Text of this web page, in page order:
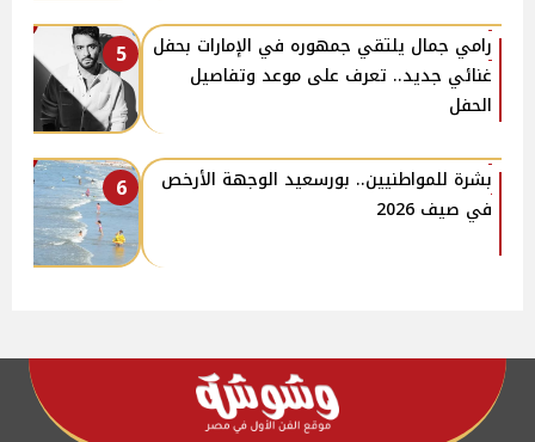
5
رامي جمال يلتقي جمهوره في الإمارات بحفل
غنائي جديد.. تعرف على موعد وتفاصيل
الحفل
6
بشرة للمواطنيين.. بورسعيد الوجهة الأرخص
في صيف 2026